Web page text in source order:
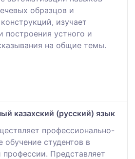
образцов и
изучает
построения устного и
на общие темы.
казахский (русский) язык
профессионально-
обучение студентов в
профессии. Представляет